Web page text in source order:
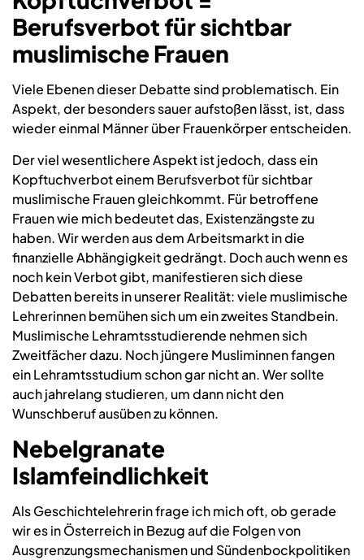
Berufsverbot für sichtbar
muslimische Frauen
Viele Ebenen dieser Debatte sind problematisch. Ein
Aspekt, der besonders sauer aufstoßen lässt, ist, dass
wieder einmal Männer über Frauenkörper entscheiden.
Der viel wesentlichere Aspekt ist jedoch, dass ein
Kopftuchverbot einem Berufsverbot für sichtbar
muslimische Frauen gleichkommt. Für betroffene
Frauen wie mich bedeutet das, Existenzängste zu
haben. Wir werden aus dem Arbeitsmarkt in die
finanzielle Abhängigkeit gedrängt. Doch auch wenn es
noch kein Verbot gibt, manifestieren sich diese
Debatten bereits in unserer Realität: viele muslimische
Lehrerinnen bemühen sich um ein zweites Standbein.
Muslimische Lehramtsstudierende nehmen sich
Zweitfächer dazu. Noch jüngere Musliminnen fangen
ein Lehramtsstudium schon gar nicht an. Wer sollte
auch jahrelang studieren, um dann nicht den
Wunschberuf ausüben zu können.
Nebelgranate
Islamfeindlichkeit
Als Geschichtelehrerin frage ich mich oft, ob gerade
wir es in Österreich in Bezug auf die Folgen von
Ausgrenzungsmechanismen und Sündenbockpolitiken